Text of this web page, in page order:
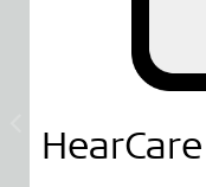
HearCare